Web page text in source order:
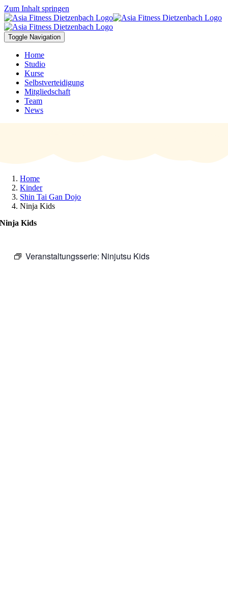
Zum Inhalt springen
Toggle Navigation
Home
Studio
Kurse
Selbstverteidigung
Mitgliedschaft
Team
News
Home
Kinder
Shin Tai Gan Dojo
Ninja Kids
Ninja Kids
Veranstaltungsserie: Ninjutsu Kids